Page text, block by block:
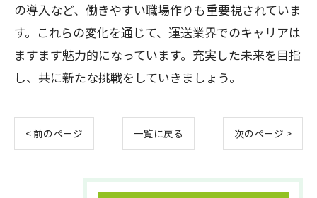
の導入など、働きやすい職場作りも重要視されていま
す。これらの変化を通じて、運送業界でのキャリアは
ますます魅力的になっています。充実した未来を目指
し、共に新たな挑戦をしていきましょう。
< 前のページ 一覧に戻る 次のページ >